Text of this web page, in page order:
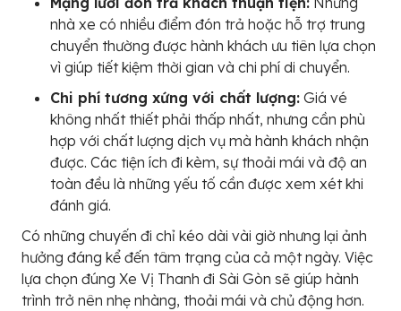
nhà xe có nhiều điểm đón trả hoặc hỗ trợ trung
chuyển thường được hành khách ưu tiên lựa chọn
vì giúp tiết kiệm thời gian và chi phí di chuyển.
Chi phí tương xứng với chất lượng: Giá vé
không nhất thiết phải thấp nhất, nhưng cần phù
hợp với chất lượng dịch vụ mà hành khách nhận
được. Các tiện ích đi kèm, sự thoải mái và độ an
toàn đều là những yếu tố cần được xem xét khi
đánh giá.
Có những chuyến đi chỉ kéo dài vài giờ nhưng lại ảnh
hưởng đáng kể đến tâm trạng của cả một ngày. Việc
lựa chọn đúng Xe Vị Thanh đi Sài Gòn sẽ giúp hành
trình trở nên nhẹ nhàng, thoải mái và chủ động hơn.